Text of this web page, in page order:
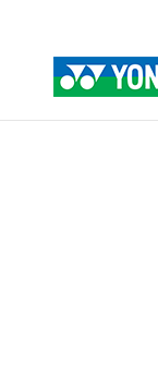
Home»Tienda
PINK